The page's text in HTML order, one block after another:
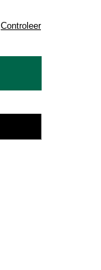
Controleer